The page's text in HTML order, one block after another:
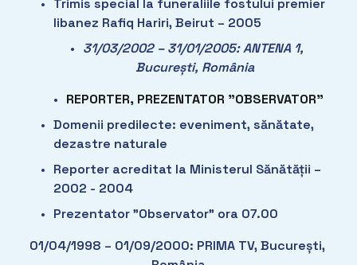
Trimis special la funeraliile fostului premier
libanez Rafiq Hariri, Beirut – 2005
31/03/2002 – 31/01/2005: ANTENA 1,
București, România
REPORTER, PREZENTATOR ”OBSERVATOR”
Domenii predilecte: eveniment, sănătate,
dezastre naturale
Reporter acreditat la Ministerul Sănătății –
2002 - 2004
Prezentator ”Observator” ora 07.00
01/04/1998 – 01/09/2000: PRIMA TV, București,